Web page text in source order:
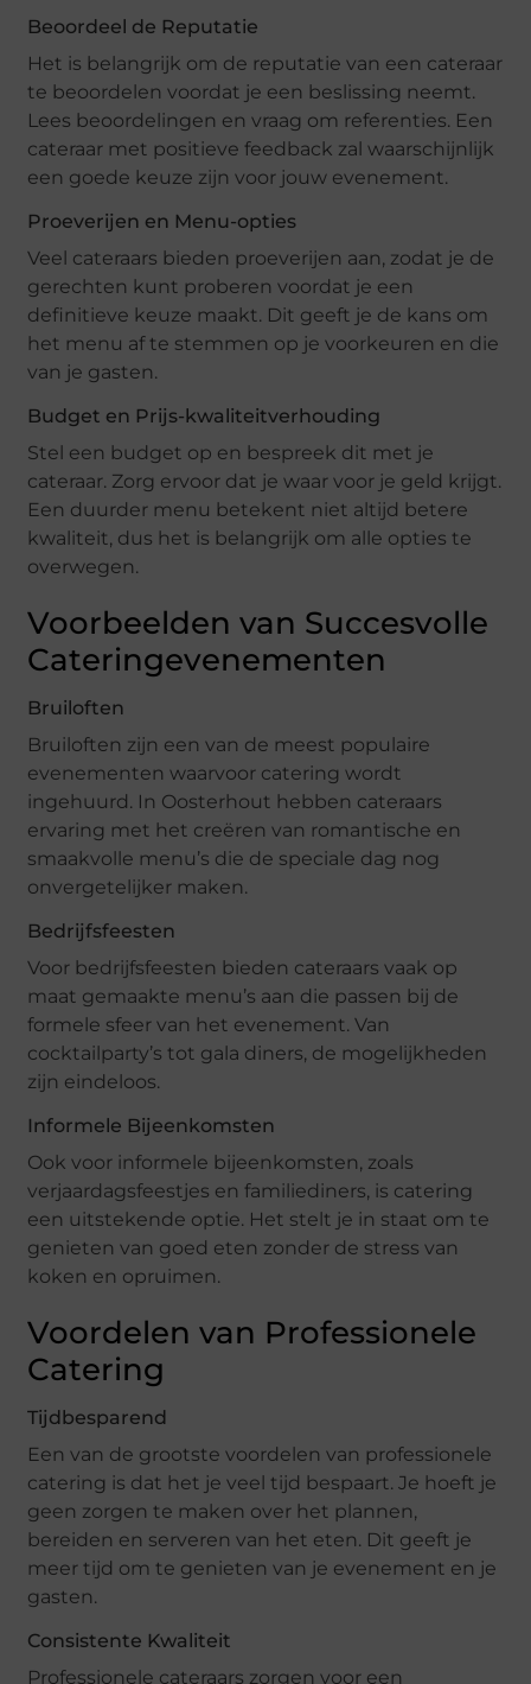
Beoordeel de Reputatie
Het is belangrijk om de reputatie van een cateraar
te beoordelen voordat je een beslissing neemt.
Lees beoordelingen en vraag om referenties. Een
cateraar met positieve feedback zal waarschijnlijk
een goede keuze zijn voor jouw evenement.
Proeverijen en Menu-opties
Veel cateraars bieden proeverijen aan, zodat je de
gerechten kunt proberen voordat je een
definitieve keuze maakt. Dit geeft je de kans om
het menu af te stemmen op je voorkeuren en die
van je gasten.
Budget en Prijs-kwaliteitverhouding
Stel een budget op en bespreek dit met je
cateraar. Zorg ervoor dat je waar voor je geld krijgt.
Een duurder menu betekent niet altijd betere
kwaliteit, dus het is belangrijk om alle opties te
overwegen.
Voorbeelden van Succesvolle
Cateringevenementen
Bruiloften
Bruiloften zijn een van de meest populaire
evenementen waarvoor catering wordt
ingehuurd. In Oosterhout hebben cateraars
ervaring met het creëren van romantische en
smaakvolle menu’s die de speciale dag nog
onvergetelijker maken.
Bedrijfsfeesten
Voor bedrijfsfeesten bieden cateraars vaak op
maat gemaakte menu’s aan die passen bij de
formele sfeer van het evenement. Van
cocktailparty’s tot gala diners, de mogelijkheden
zijn eindeloos.
Informele Bijeenkomsten
Ook voor informele bijeenkomsten, zoals
verjaardagsfeestjes en familiediners, is catering
een uitstekende optie. Het stelt je in staat om te
genieten van goed eten zonder de stress van
koken en opruimen.
Voordelen van Professionele
Catering
Tijdbesparend
Een van de grootste voordelen van professionele
catering is dat het je veel tijd bespaart. Je hoeft je
geen zorgen te maken over het plannen,
bereiden en serveren van het eten. Dit geeft je
meer tijd om te genieten van je evenement en je
gasten.
Consistente Kwaliteit
Professionele cateraars zorgen voor een